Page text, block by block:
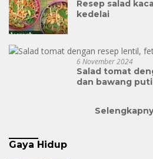
Resep salad
kedelai
6 November 2024
Salad tomat
dan bawang
Gaya Hidup